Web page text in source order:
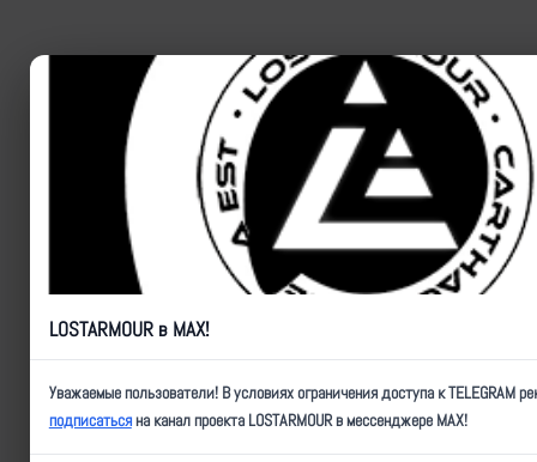
LOSTARMOUR в MAX!
Уважаемые пользователи! В условиях ограничения доступа к TELEGRAM
подписатьсяна канал проекта LOSTARMOUR в мессенджере MAX!